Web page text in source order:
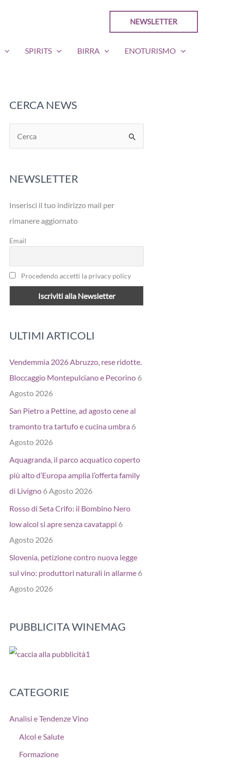
NEWSLETTER
SPIRITS BIRRA ENOTURISMO
CERCA NEWS
e
c
:
NEWSLETTER
Inserisci il tuo indirizzo mail per
rimanere aggiornato
Email
Procedendo accetti la privacy policy
ULTIMI ARTICOLI
Vendemmia 2026 Abruzzo, rese ridotte.
Bloccaggio Montepulciano e Pecorino 6
Agosto 2026
San Pietro a Pettine, ad agosto cene al
tramonto tra tartufo e cucina umbra 6
Agosto 2026
Aquagranda, il parco acquatico coperto
più alto d’Europa amplia l’offerta family
di Livigno 6 Agosto 2026
Rosso di Seta Crifo: il Bombino Nero
low alcol si apre senza cavatappi 6
Agosto 2026
Slovenia, petizione contro nuova legge
sul vino: produttori naturali in allarme 6
Agosto 2026
PUBBLICITA WINEMAG
CATEGORIE
Analisi e Tendenze Vino
Alcol e Salute
Formazione